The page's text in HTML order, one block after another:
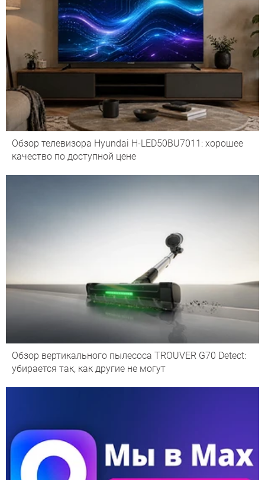
Обзор телевизора Hyundai H-LED50BU7011: хорошее
качество по доступной цене
Обзор вертикального пылесоса TROUVER G70 Detect:
убирается так, как другие не могут